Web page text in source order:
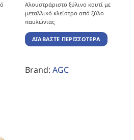
Αλουστράριστο ξύλινο κουτί με
μεταλλικό κλείστρο από ξύλο
παυλώνιας
ΔΙΑΒΆΣΤΕ ΠΕΡΙΣΣΌΤΕΡΑ
Brand: AGC